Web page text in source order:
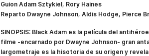
Guion Adam Sztykiel, Rory Haines
Reparto Dwayne Johnson, Aldis Hodge, Pierce
SINOPSIS: Black Adam es la película del
filme -encarnado por Dwayne Johnson- gran
largometraje es la hisotoria de su origen y